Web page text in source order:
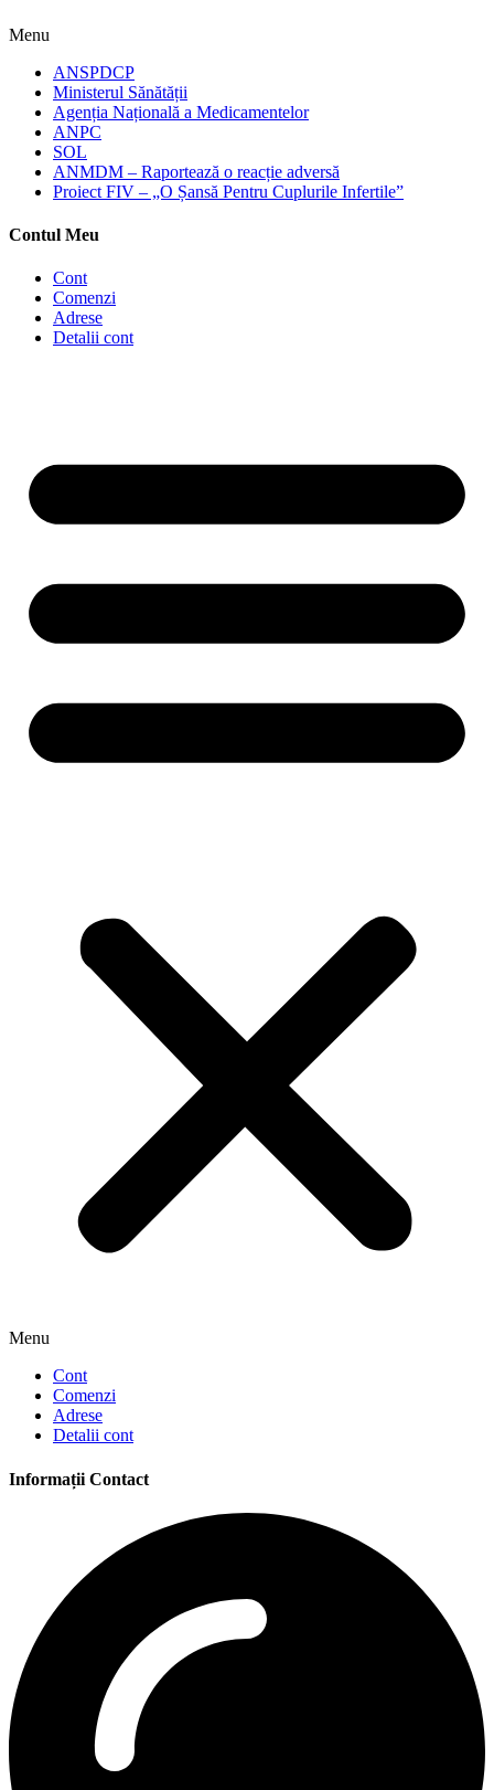
Menu
ANSPDCP
Ministerul Sănătății
Agenția Națională a Medicamentelor
ANPC
SOL
ANMDM – Raportează o reacție adversă
Proiect FIV – „O Șansă Pentru Cuplurile Infertile”
Contul Meu
Cont
Comenzi
Adrese
Detalii cont
Menu
Cont
Comenzi
Adrese
Detalii cont
Informații Contact